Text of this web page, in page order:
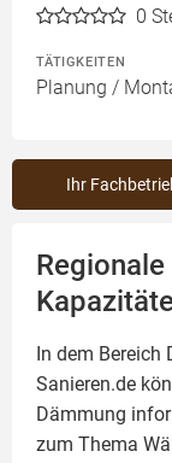
0
TÄTIGKEITEN
Planung /
Ihr
In dem
Sanieren.de
Dämmung
zum Thema